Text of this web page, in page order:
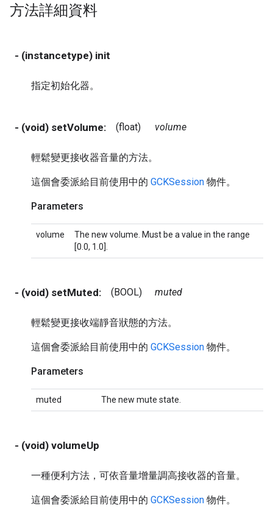
方法詳細資料
- (instancetype) init
指定初始化器。
- (void) setVolume: (float) volume
輕鬆變更接收器音量的方法。
這個會委派給目前使用中的 GCKSession 物件。
Parameters
volume
The new volume. Must be a value in the range
[0.0, 1.0].
- (void) setMuted: (BOOL) muted
輕鬆變更接收端靜音狀態的方法。
這個會委派給目前使用中的 GCKSession 物件。
Parameters
muted The new mute state.
- (void) volumeUp
一種便利方法，可依音量增量調高接收器的音量。
這個會委派給目前使用中的 GCKSession 物件。